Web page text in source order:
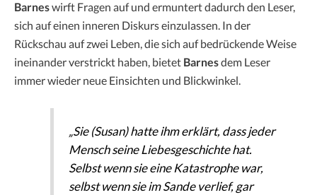
Barneswirft Fragen auf und ermuntert dadurch den Leser,
sich auf einen inneren Diskurs einzulassen. In der
Rückschau auf zwei Leben, die sich auf bedrückende Weise
ineinander verstrickt haben, bietet Barnesdem Leser
immer wieder neue Einsichten und Blickwinkel.
„Sie (Susan) hatte ihm erklärt, dass jeder
Mensch seine Liebesgeschichte hat.
Selbst wenn sie eine Katastrophe war,
selbst wenn sie im Sande verlief, gar